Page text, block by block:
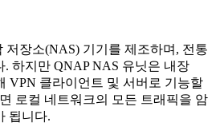
저장소(NAS) 기기를 제조하며, 전통
하지만 QNAP NAS 유닛은 내장
VPN 클라이언트 및 서버로 기능할
로컬 네트워크의 모든 트래픽을 암
됩니다.